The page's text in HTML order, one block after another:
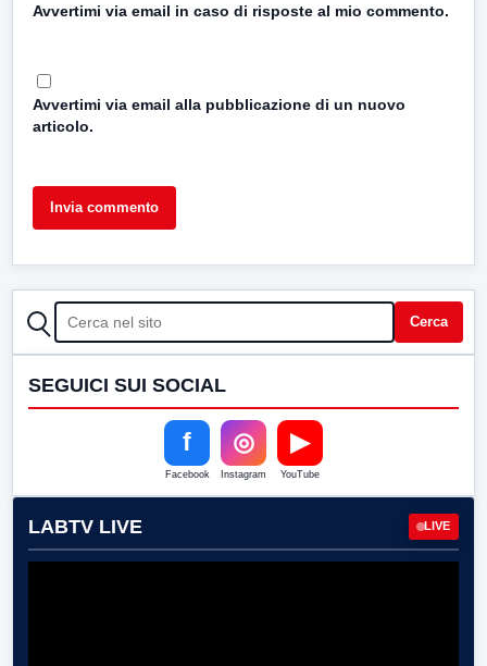
Avvertimi via email in caso di risposte al mio commento.
Avvertimi via email alla pubblicazione di un nuovo
articolo.
CERCA Cerca
SEGUICI SUI SOCIAL
f
Facebook
◎
Instagram
▶
YouTube
LABTV LIVE LIVE